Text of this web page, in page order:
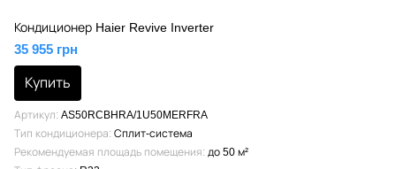
Кондиционер Haier Revive Inverter
35 955 грн
Купить
Артикул AS50RCBHRA/1U50MERFRA
Тип кондиционера Сплит-система
Рекомендуемая площадь помещения до 50 м²